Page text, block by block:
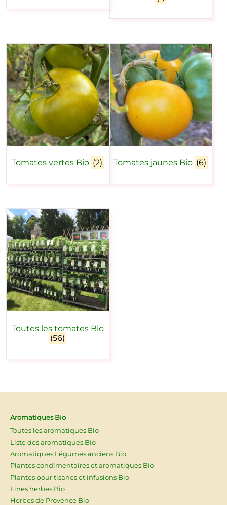
Tomates vertes Bio (2) Tomates jaunes Bio (6)
Toutes les tomates Bio
(56)
Aromatiques Bio
Toutes les aromatiques Bio
Liste des aromatiques Bio
Aromatiques Légumes anciens Bio
Plantes condimentaires et aromatiques Bio
Plantes pour tisanes et infusions Bio
Fines herbes Bio
Herbes de Provence Bio